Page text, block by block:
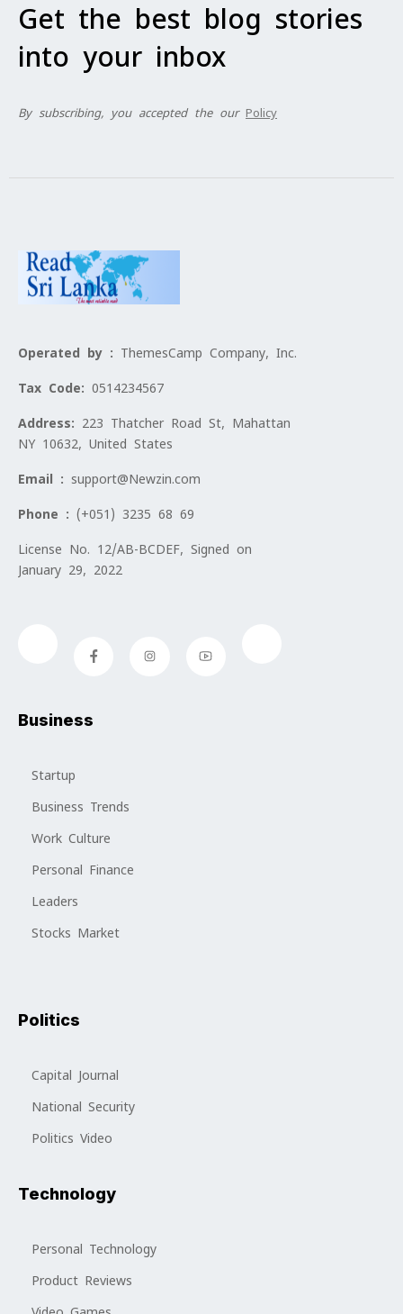
Get the best blog stories
into your inbox
By subscribing, you accepted the our Policy
Operated by : ThemesCamp Company, Inc.
Tax Code: 0514234567
Address: 223 Thatcher Road St, Mahattan
NY 10632, United States
Email : support@Newzin.com
Phone : (+051) 3235 68 69
License No. 12/AB-BCDEF, Signed on
January 29, 2022
Business
Startup
Business Trends
Work Culture
Personal Finance
Leaders
Stocks Market
Politics
Capital Journal
National Security
Politics Video
Technology
Personal Technology
Product Reviews